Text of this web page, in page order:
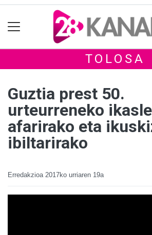
TOLOSA
Guztia prest 50.
urteurreneko
afarirako eta
ibiltarirako
Erredakzioa 2017ko urriaren 19a